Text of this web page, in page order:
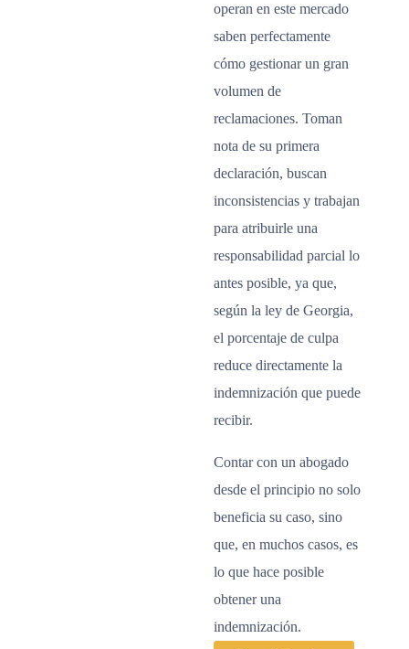
operan en este mercado
saben perfectamente
cómo gestionar un gran
volumen de
reclamaciones. Toman
nota de su primera
declaración, buscan
inconsistencias y trabajan
para atribuirle una
responsabilidad parcial lo
antes posible, ya que,
según la ley de Georgia,
el porcentaje de culpa
reduce directamente la
indemnización que puede
recibir.
Contar con un abogado
desde el principio no solo
beneficia su caso, sino
que, en muchos casos, es
lo que hace posible
obtener una
indemnización.